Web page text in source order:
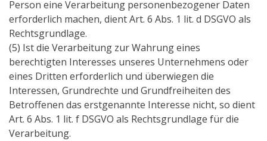
Person eine Verarbeitung personenbezogener Daten
erforderlich machen, dient Art. 6 Abs. 1 lit. d DSGVO als
Rechtsgrundlage.
(5) Ist die Verarbeitung zur Wahrung eines
berechtigten Interesses unseres Unternehmens oder
eines Dritten erforderlich und überwiegen die
Interessen, Grundrechte und Grundfreiheiten des
Betroffenen das erstgenannte Interesse nicht, so dient
Art. 6 Abs. 1 lit. f DSGVO als Rechtsgrundlage für die
Verarbeitung.